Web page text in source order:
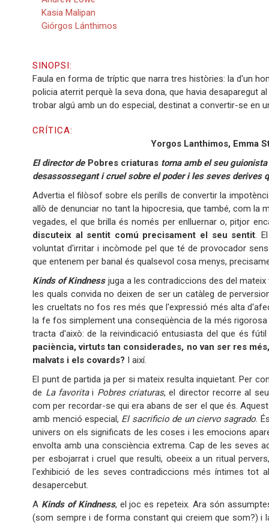
Kasia Malipan
Giórgos Lánthimos
SINOPSI:
Faula en forma de tríptic que narra tres històries: la d'un
policia aterrit perquè la seva dona, que havia desaparegut
trobar algú amb un do especial, destinat a convertir-se en
CRÍTICA:
Yorgos Lanthimos, Emma
El director de Pobres criaturastorna amb el seu guionista
desassossegant i cruel sobre el poder i les seves derives
Advertia el filòsof sobre els perills de convertir la
allò de denunciar no tant la hipocresia, que també, com la
vegades, el que brilla és només per enlluernar o, pitjor
discuteix al sentit comú precisament el seu sentit.
voluntat d'irritar i incòmode pel que té de provocador
que entenem per banal és qualsevol cosa menys,
Kinds of Kindnessjuga a les contradiccions des del
les quals convida no deixen de ser un catàleg de
les crueltats no fos res més que l'expressió més alta
la fe fos simplement una conseqüència de la més
tracta d'això: de la reivindicació entusiasta del que és
paciència, virtuts tan considerades, no van ser res
malvats i els covards? I així.
El punt de partida ja per si mateix resulta inquietant. Per
de La favoritai Pobres criaturas, el director recorre al
com per recordar-se qui era abans de ser el que és.
amb menció especial, El sacrificio de un ciervo sagrado.
univers on els significats de les coses i les emocions
envolta amb una consciència extrema. Cap de les seves
per esbojarrat i cruel que resulti, obeeix a un ritual
l'exhibició de les seves contradiccions més íntimes tot
desapercebut.
A Kinds of Kindness, el joc es repeteix. Ara són
(som sempre i de forma constant qui creiem que som?) i